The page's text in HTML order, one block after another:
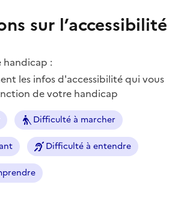
sur l’accessibilité
handicap :
les infos d'accessibilité qui vous
de votre handicap
Difficulté à marcher
Difficulté à entendre